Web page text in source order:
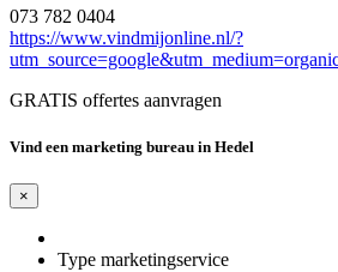
073 782 0404
https://www.vindmijonline.nl/?
GRATIS offertes aanvragen
Vind een marketing bureau in Hedel
×
Type marketingservice